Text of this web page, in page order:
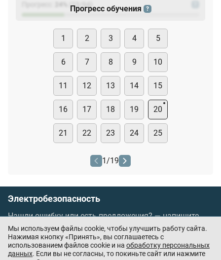
(23
Прогресс обучения ?
1 2 3 4 5
6 7 8 9 10
11 12 13 14 15
16 17 18 19 20
21 22 23 24 25
1/19
Электробезопасность
Нашли ошибку или есть предложения? —напишите
нам
Порядок проведения оплаты по банковским
картам/Цены/Оферта
Мы используем файлы cookie, чтобы улучшить работу сайта.
Нажимая кнопку «Принять», вы соглашаетесь с
использованием файлов cookie и на обработку персональных
данных. Если вы не согласны, то покиньте сайт или нажмите